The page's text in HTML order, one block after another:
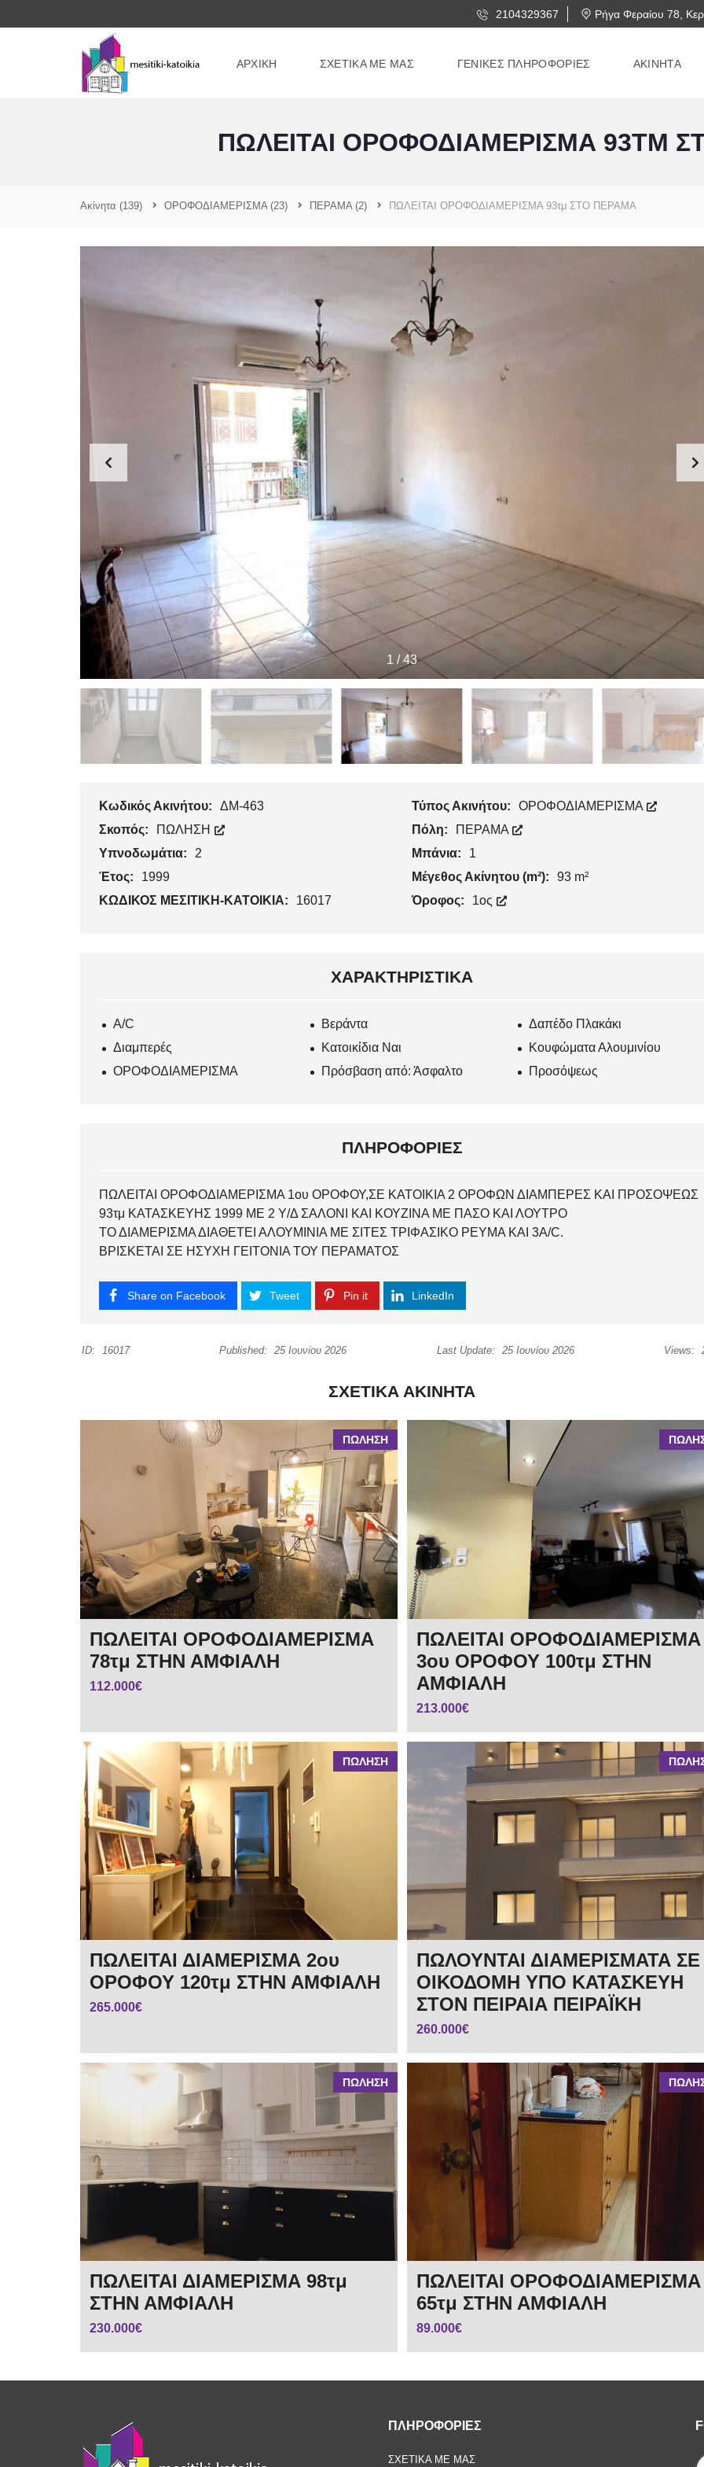
2104329367 Ρήγα Φεραίου 78,
ΑΡΧΙΚΗ ΣΧΕΤΙΚΑ ΜΕ ΜΑΣ ΓΕΝΙΚΕΣ ΠΛΗΡΟΦΟΡΙΕΣ ΑΚΙΝΗΤΑ
ΠΩΛΕΙΤΑΙ ΟΡΟΦΟΔΙΑΜΕΡΙΣΜΑ 93ΤΜ
Ακίνητα (139) ΟΡΟΦΟΔΙΑΜΕΡΙΣΜΑ (23) ΠΕΡΑΜΑ (2) ΠΩΛΕΙΤΑΙ ΟΡΟΦΟΔΙΑΜΕΡΙΣΜΑ 93τμ ΣΤΟ ΠΕΡΑΜΑ
1 /43
Κωδικός Ακινήτου: ΔΜ-463 Τύπος Ακινήτου:
ΟΡΟΦΟΔΙΑΜΕΡΙΣΜΑ
Σκοπός:
ΠΩΛΗΣΗ Πόλη:
ΠΕΡΑΜΑ
Υπνοδωμάτια:
2 Μπάνια:
1
Έτος:
1999 Μέγεθος Ακίνητου (m²):
93 m²
ΚΩΔΙΚΟΣ ΜΕΣΙΤΙΚΗ-ΚΑΤΟΙΚΙΑ:
16017 Όροφος: 1ος
ΧΑΡΑΚΤΗΡΙΣΤΙΚΆ
Α/C Βεράντα
Δαπέδο Πλακάκι
Διαμπερές
Κατοικίδια Ναι
Κουφώματα Αλουμινίου
ΟΡΟΦΟΔΙΑΜΕΡΙΣΜΑ
Πρόσβαση από: Άσφαλτο Προσόψεως
ΠΛΗΡΟΦΟΡΊΕΣ
ΠΩΛΕΙΤΑΙ ΟΡΟΦΟΔΙΑΜΕΡΙΣΜΑ 1ου ΟΡΟΦΟΥ,ΣΕ ΚΑΤΟΙΚΙΑ 2 ΟΡΟΦΩΝ ΔΙΑΜΠΕΡΕΣ ΚΑΙ ΠΡΟΣΟΨΕΩΣ
93τμ ΚΑΤΑΣΚΕΥΗΣ 1999 ΜΕ 2 Υ/Δ ΣΑΛΟΝΙ ΚΑΙ ΚΟΥΖΙΝΑ ΜΕ ΠΑΣΟ ΚΑΙ ΛΟΥΤΡΟ
ΤΟ ΔΙΑΜΕΡΙΣΜΑ ΔΙΑΘΕΤΕΙ ΑΛΟΥΜΙΝΙΑ ΜΕ ΣΙΤΕΣ ΤΡΙΦΑΣΙΚΟ ΡΕΥΜΑ ΚΑΙ 3A/C.
ΒΡΙΣΚΕΤΑΙ ΣΕ ΗΣΥΧΗ ΓΕΙΤΟΝΙΑ ΤΟΥ ΠΕΡΑΜΑΤΟΣ
Share on Facebook Tweet Pin it LinkedIn
ID: 16017 Published: 25 Ιουνίου 2026 Last Update: 25 Ιουνίου 2026 Views:
ΣΧΕΤΙΚΆ ΑΚΊΝΗΤΑ
ΠΩΛΗΣΗ
ΠΩΛΕΙΤΑΙ ΟΡΟΦΟΔΙΑΜΕΡΙΣΜΑ
78τμ ΣΤΗΝ ΑΜΦΙΑΛΗ
112.000€
ΠΩΛΕΙΤΑΙ ΟΡΟΦΟΔΙΑΜΕΡΙΣΜΑ
3ου ΟΡΟΦΟΥ 100τμ ΣΤΗΝ
ΑΜΦΙΑΛΗ
213.000€
ΠΩΛΗΣΗ
ΠΩΛΕΙΤΑΙ ΔΙΑΜΕΡΙΣΜΑ 2ου
ΟΡΟΦΟΥ 120τμ ΣΤΗΝ ΑΜΦΙΑΛΗ
265.000€
ΠΩΛΟΥΝΤΑΙ ΔΙΑΜΕΡΙΣΜΑΤΑ ΣΕ
ΟΙΚΟΔΟΜΗ ΥΠΟ ΚΑΤΑΣΚΕΥΗ
ΣΤΟΝ ΠΕΙΡΑΙΑ ΠΕΙΡΑΪΚΗ
260.000€
ΠΩΛΗΣΗ
ΠΩΛΕΙΤΑΙ ΔΙΑΜΕΡΙΣΜΑ 98τμ
ΣΤΗΝ ΑΜΦΙΑΛΗ
230.000€
ΠΩΛΕΙΤΑΙ ΟΡΟΦΟΔΙΑΜΕΡΙΣΜΑ
65τμ ΣΤΗΝ ΑΜΦΙΑΛΗ
89.000€
ΠΛΗΡΟΦΟΡΙΕΣ
ΣΧΕΤΙΚΑ ΜΕ ΜΑΣ